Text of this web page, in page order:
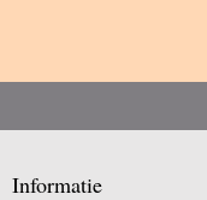
Informatie